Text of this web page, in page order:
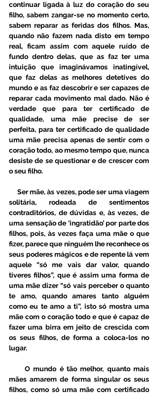
continuar ligada à luz do coração do seu
filho, sabem zangar-se no momento certo,
sabem reparar as feridas dos filhos. Mas,
quando não fazem nada disto em tempo
real, ficam assim com aquele ruído de
fundo dentro delas, que as faz ter uma
intuição que imaginávamos inatingível,
que faz delas as melhores detetives do
mundo e as faz descobrir e ser capazes de
reparar cada movimento mal dado. Não é
verdade que para ter certificado de
qualidade, uma mãe precise de ser
perfeita, para ter certificado de qualidade
uma mãe precisa apenas de sentir com o
coração todo, ao mesmo tempo que, nunca
desiste de se questionar e de crescer com
o seu filho.
solitária, rodeada de sentimentos
contraditórios, de dúvidas e, às vezes, de
uma sensação de ‘ingratidão’ por parte dos
filhos, pois, às vezes faça uma mãe o que
fizer, parece que ninguém lhe reconhece os
seus poderes mágicos e de repente lá vem
aquele “só me vais dar valor, quando
tiveres filhos”, que é assim uma forma de
uma mãe dizer “só vais perceber o quanto
te amo, quando amares tanto alguém
como eu te amo a ti”, isto só mostra uma
mãe com o coração todo e que é capaz de
fazer uma birra em jeito de crescida com
os seus filhos, de forma a coloca-los no
lugar.
mães amarem de forma singular os seus
filhos, como só uma mãe com certificado